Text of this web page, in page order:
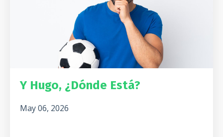
Y Hugo, ¿Dónde Está?
May 06, 2026